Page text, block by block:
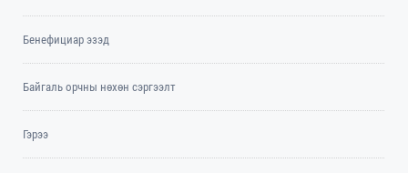
Бенефициар эзэд
Байгаль орчны нөхөн сэргээлт
Гэрээ